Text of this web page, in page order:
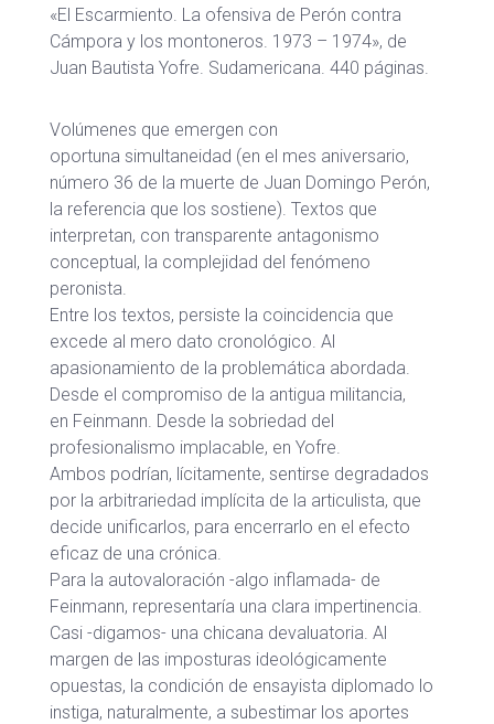
«El Escarmiento. La ofensiva de Perón contra
Cámpora y los montoneros. 1973 – 1974», de
Juan Bautista Yofre. Sudamericana. 440 páginas.
Volúmenes que emergen con
oportuna simultaneidad (en el mes aniversario,
número 36 de la muerte de Juan Domingo Perón,
la referencia que los sostiene). Textos que
interpretan, con transparente antagonismo
conceptual, la complejidad del fenómeno
peronista.
Entre los textos, persiste la coincidencia que
excede al mero dato cronológico. Al
apasionamiento de la problemática abordada.
Desde el compromiso de la antigua militancia,
en Feinmann. Desde la sobriedad del
profesionalismo implacable, en Yofre.
Ambos podrían, lícitamente, sentirse degradados
por la arbitrariedad implícita de la articulista, que
decide unificarlos, para encerrarlo en el efecto
eficaz de una crónica.
Para la autovaloración -algo inflamada- de
Feinmann, representaría una clara impertinencia.
Casi -digamos- una chicana devaluatoria. Al
margen de las imposturas ideológicamente
opuestas, la condición de ensayista diplomado lo
instiga, naturalmente, a subestimar los aportes